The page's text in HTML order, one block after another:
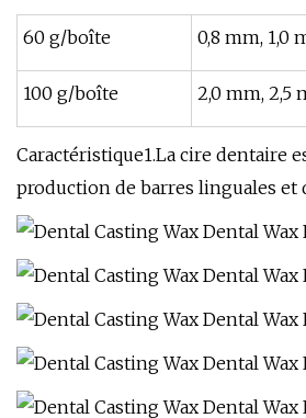
60 g/boîte 0,8 mm, 1,0
100 g/boîte 2,0 mm, 2,5
Caractéristique1.La cire dentaire
production de barres linguales et